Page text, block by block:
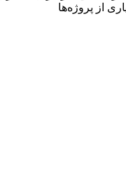
از پروژه‌ها